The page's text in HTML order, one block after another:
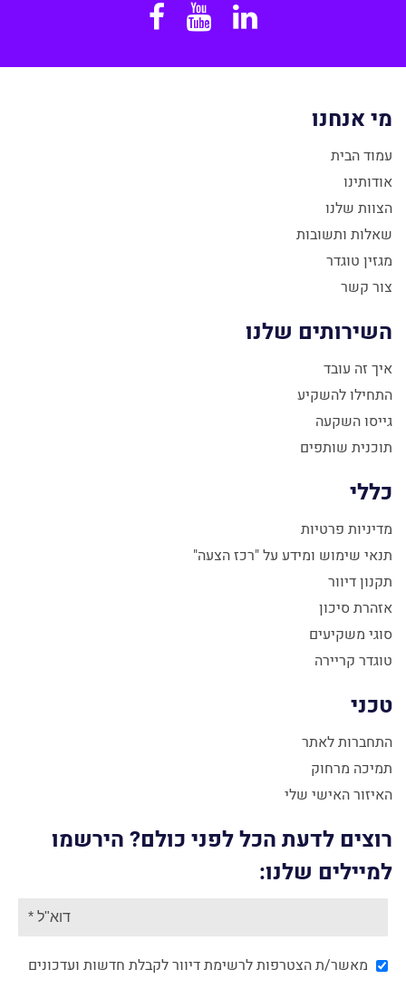
Linkedin
YouTube
מי אנחנו
עמוד הבית
אודותינו
הצוות שלנו
שאלות ותשובות
מגזין טוגדר
צור קשר
השירותים שלנו
איך זה עובד
התחילו להשקיע
גייסו השקעה
תוכנית שותפים
כללי
מדיניות פרטיות
תנאי שימוש ומידע על "רכז הצעה"
תקנון דיוור
אזהרת סיכון
סוגי משקיעים
טוגדר קריירה
טכני
התחברות לאתר
תמיכה מרחוק
האיזור האישי שלי
רוצים לדעת הכל לפני כולם? הירשמו
למיילים שלנו:
מאשר/ת הצטרפות לרשימת דיוור לקבלת חדשות ועדכונים